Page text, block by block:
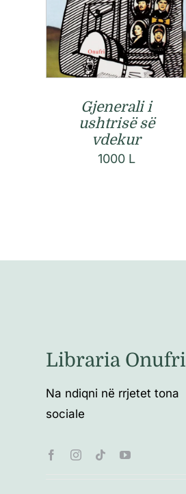
Gjenerali i
ushtrisë së
vdekur
1000 L
Libraria Onufri
Na ndiqni në rrjetet tona
sociale